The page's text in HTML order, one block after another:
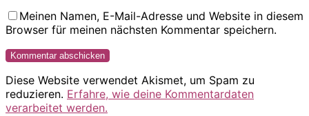
Meinen Namen, E-Mail-Adresse und Website in diesem
Browser für meinen nächsten Kommentar speichern.
Diese Website verwendet Akismet, um Spam zu
reduzieren. Erfahre, wie deine Kommentardaten
verarbeitet werden.